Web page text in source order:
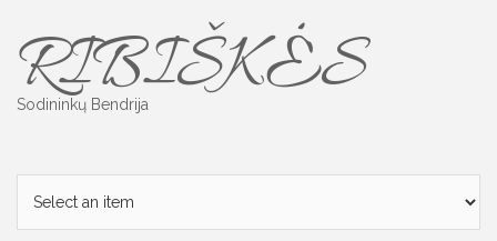
content
RIBIŠKĖS
Sodininkų Bendrija